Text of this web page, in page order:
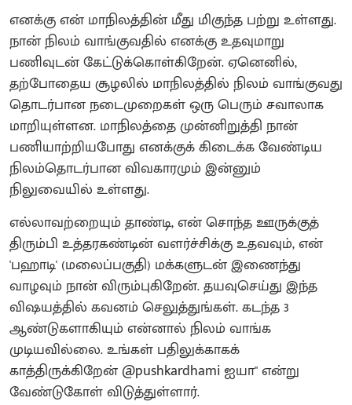
எனக்கு என் மாநிலத்தின் மீது மிகுந்த பற்று உள்ளது.
நான் நிலம் வாங்குவதில் எனக்கு உதவுமாறு
பணிவுடன் கேட்டுக்கொள்கிறேன். ஏனெனில்,
தற்போதைய சூழலில் மாநிலத்தில் நிலம் வாங்குவது
தொடர்பான நடைமுறைகள் ஒரு பெரும் சவாலாக
மாறியுள்ளன. மாநிலத்தை முன்னிறுத்தி நான்
பணியாற்றியபோது எனக்குக் கிடைக்க வேண்டிய
நிலம்தொடர்பான விவகாரமும் இன்னும்
நிலுவையில் உள்ளது.
எல்லாவற்றையும் தாண்டி, என் சொந்த ஊருக்குத்
திரும்பி உத்தரகண்டின் வளர்ச்சிக்கு உதவவும், என்
'பஹாடி' (மலைப்பகுதி) மக்களுடன் இணைந்து
வாழவும் நான் விரும்புகிறேன். தயவுசெய்து இந்த
விஷயத்தில் கவனம் செலுத்துங்கள். கடந்த 3
ஆண்டுகளாகியும் என்னால் நிலம் வாங்க
முடியவில்லை. உங்கள் பதிலுக்காகக்
காத்திருக்கிறேன் @pushkardhami ஐயா" என்று
வேண்டுகோள் விடுத்துள்ளார்.